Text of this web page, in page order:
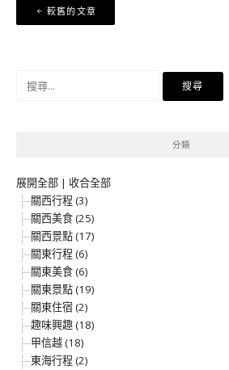
文
章
覽
較舊的文章
分類
展開全部 | 收合全部
關西行程 (3)
關西美食 (25)
關西景點 (17)
關東行程 (6)
關東美食 (6)
關東景點 (19)
關東住宿 (2)
趣味興趣 (18)
甲信越 (18)
東海行程 (2)